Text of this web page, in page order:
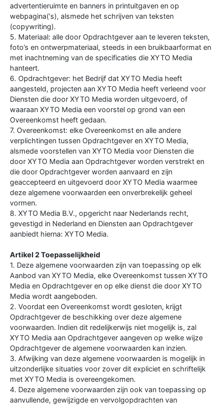
advertentieruimte en banners in printuitgaven en op
webpagina(‘s), alsmede het schrijven van teksten
(copywriting).
5. Materiaal: alle door Opdrachtgever aan te leveren teksten,
foto’s en ontwerpmateriaal, steeds in een bruikbaarformat en
met inachtneming van de specificaties die XYTO Media
hanteert.
6. Opdrachtgever: het Bedrijf dat XYTO Media heeft
aangesteld, projecten aan XYTO Media heeft verleend voor
Diensten die door XYTO Media worden uitgevoerd, of
waaraan XYTO Media een voorstel op grond van een
Overeenkomst heeft gedaan.
7. Overeenkomst: elke Overeenkomst en alle andere
verplichtingen tussen Opdrachtgever en XYTO Media,
alsmede voorstellen van XYTO Media voor Diensten die
door XYTO Media aan Opdrachtgever worden verstrekt en
die door Opdrachtgever worden aanvaard en zijn
geaccepteerd en uitgevoerd door XYTO Media waarmee
deze algemene voorwaarden een onverbrekelijk geheel
vormen.
8. XYTO Media B.V., opgericht naar Nederlands recht,
gevestigd in Nederland en Diensten aan Opdrachtgever
aanbiedt hierna: XYTO Media.
Artikel 2 Toepasselijkheid
1. Deze algemene voorwaarden zijn van toepassing op elk
Aanbod van XYTO Media, elke Overeenkomst tussen XYTO
Media en Opdrachtgever en op elke dienst die door XYTO
Media wordt aangeboden.
2. Voordat een Overeenkomst wordt gesloten, krijgt
Opdrachtgever de beschikking over deze algemene
voorwaarden. Indien dit redelijkerwijs niet mogelijk is, zal
XYTO Media aan Opdrachtgever aangeven op welke wijze
Opdrachtgever de algemene voorwaarden kan inzien.
3. Afwijking van deze algemene voorwaarden is mogelijk in
uitzonderlijke situaties voor zover dit expliciet en schriftelijk
met XYTO Media is overeengekomen.
4. Deze algemene voorwaarden zijn ook van toepassing op
aanvullende, gewijzigde en vervolgopdrachten van